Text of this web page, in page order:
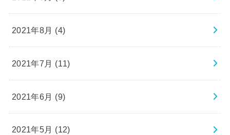
2021年8月 (4)
2021年7月 (11)
2021年6月 (9)
2021年5月 (12)